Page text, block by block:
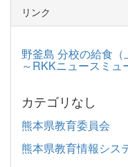
リンク
野釜島 分校の給食（
～RKKニュースミュ
カテゴリなし
熊本県教育委員会
熊本県教育情報シス